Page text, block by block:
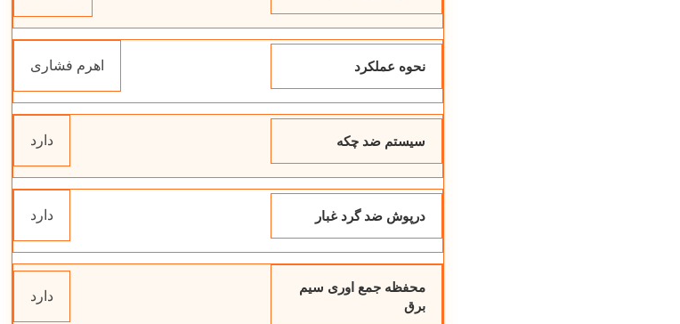
نحوه عملکرد اهرم فشاری
سیستم ضد چکه دارد
درپوش ضد گرد غبار دارد
محفظه جمع اوری سیم
برق
دارد